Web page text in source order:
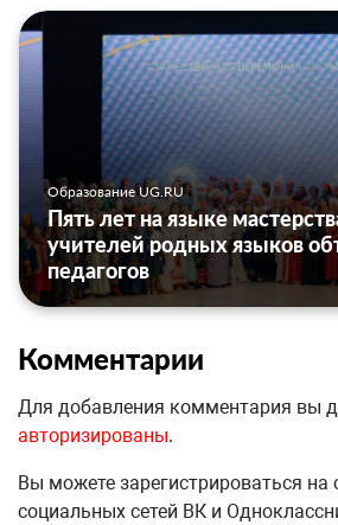
Образование UG.RU
Пять лет на языке
учителей родных языков
педагогов
Комментарии
Для добавления комментария вы
авторизированы.
Вы можете зарегистрироваться
социальных сетей ВК и